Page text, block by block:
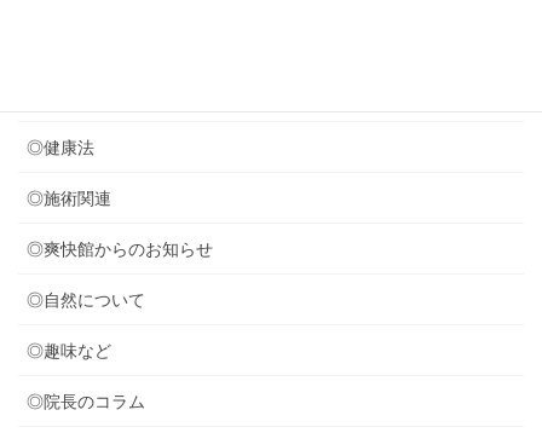
◎健康法
◎施術関連
◎爽快館からのお知らせ
◎自然について
◎趣味など
◎院長のコラム